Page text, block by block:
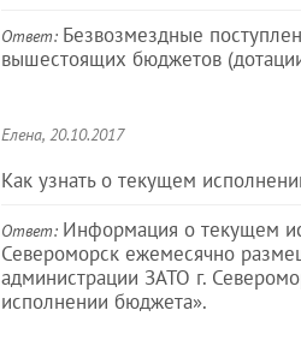
Ответ: Безвозмездные
вышестоящих бюджетов
Елена, 20.10.2017
Как узнать о текущем
Ответ: Информация о текущем
Североморск ежемесячно
администрации ЗАТО г.
исполнении бюджета».